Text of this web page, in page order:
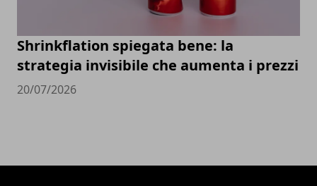
Shrinkflation spiegata bene: la
strategia invisibile che aumenta i prezzi
20/07/2026